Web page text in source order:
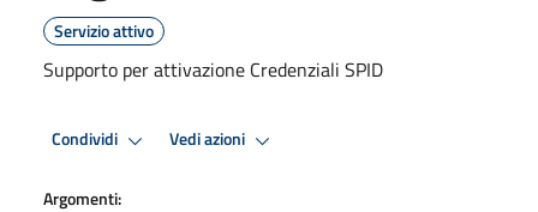
Servizio attivo
Supporto per attivazione Credenziali SPID
Condividi Vedi azioni
Argomenti: